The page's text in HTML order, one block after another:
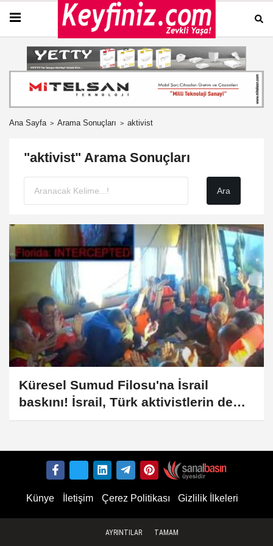
Ana Sayfa Arama Sonuçları aktivist
"aktivist" Arama Sonuçları
Küresel Sumud Filosu'na İsrail
baskını! İsrail, Türk aktivistlerin de
yer aldığı gemileri durdurdu
Künye İletişim Çerez Politikası Gizlilik İlkeleri
AYRINTILAR TAMAM